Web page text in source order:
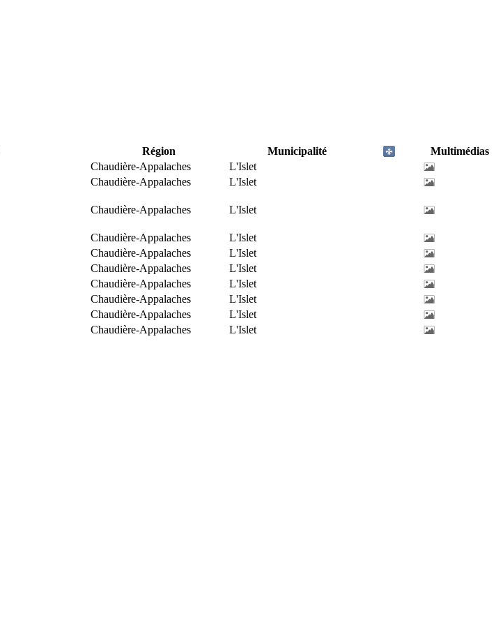
Région Municipalité
Multimédias
Chaudière-Appalaches
L'Islet
Chaudière-Appalaches
L'Islet
Chaudière-Appalaches L'Islet
Chaudière-Appalaches
L'Islet
Chaudière-Appalaches
L'Islet
Chaudière-Appalaches
L'Islet
Chaudière-Appalaches
L'Islet
Chaudière-Appalaches
L'Islet
Chaudière-Appalaches
L'Islet
Chaudière-Appalaches L'Islet